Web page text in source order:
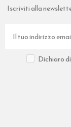
Iscriviti alla
Dichiaro